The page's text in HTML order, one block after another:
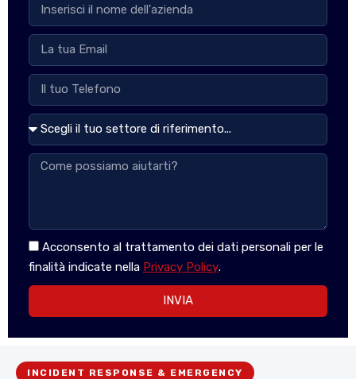
Acconsento al trattamento dei dati personali per le
finalità indicate nella Privacy Policy.
INVIA
INCIDENT RESPONSE & EMERGENCY